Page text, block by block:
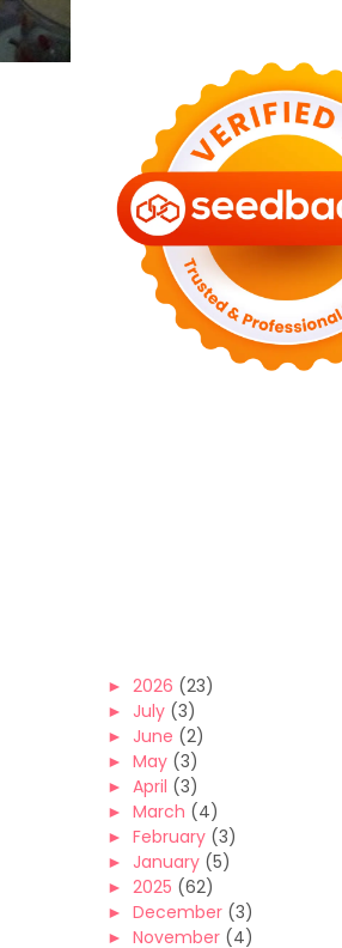
► 2026 (23)
► July (3)
► June (2)
► May (3)
► April (3)
► March (4)
► February (3)
► January (5)
► 2025 (62)
► December (3)
► November (4)